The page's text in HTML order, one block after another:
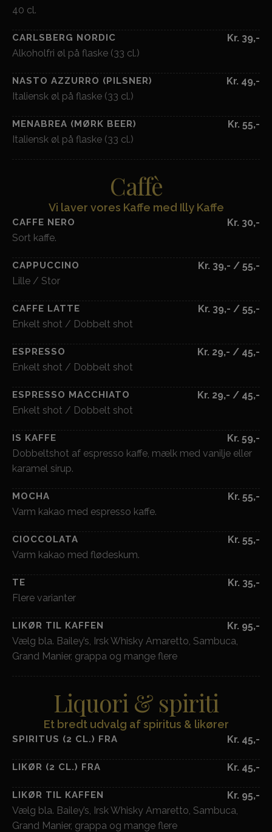
40 cl.
CARLSBERG NORDIC
Kr. 39,-
Alkoholfri øl på flaske (33 cl.)
NASTO AZZURRO (PILSNER)
Kr. 49,-
Italiensk øl på flaske (33 cl.)
MENABREA (MØRK BEER)
Kr. 55,-
Italiensk øl på flaske (33 cl.)
Caffè
Vi laver vores Kaffe med Illy Kaffe
CAFFE NERO
Kr. 30,-
Sort kaffe.
CAPPUCCINO
Kr. 39,- / 55,-
Lille / Stor
CAFFE LATTE
Kr. 39,- / 55,-
Enkelt shot / Dobbelt shot
ESPRESSO
Kr. 29,- / 45,-
Enkelt shot / Dobbelt shot
ESPRESSO MACCHIATO
Kr. 29,- / 45,-
Enkelt shot / Dobbelt shot
IS KAFFE
Kr. 59,-
Dobbeltshot af espresso kaffe, mælk med vanilje eller
karamel sirup.
MOCHA
Kr. 55,-
Varm kakao med espresso kaffe.
CIOCCOLATA
Kr. 55,-
Varm kakao med flødeskum.
TE
Kr. 35,-
Flere varianter
LIKØR TIL KAFFEN
Kr. 95,-
Vælg bla. Bailey’s, Irsk Whisky Amaretto, Sambuca,
Grand Manier, grappa og mange flere
Liquori & spiriti
Et bredt udvalg af spiritus & likører
SPIRITUS (2 CL.) FRA Kr. 45,-
LIKØR (2 CL.) FRA Kr. 45,-
LIKØR TIL KAFFEN
Kr. 95,-
Vælg bla. Bailey’s, Irsk Whisky Amaretto, Sambuca,
Grand Manier, grappa og mange flere